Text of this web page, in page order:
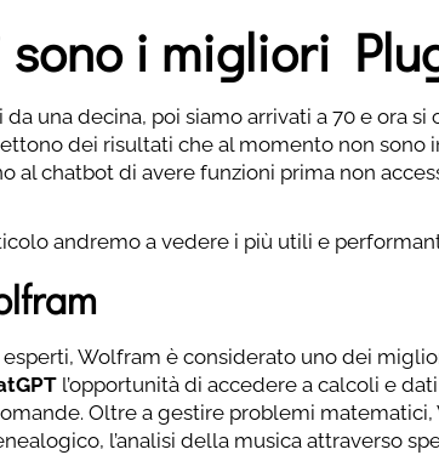
sono i migliori
da una decina, poi siamo arrivati a 70 e ora
dei risultati che al momento non
al chatbot di avere funzioni prima non
andremo a vedere i più utili e
Wolfram è considerato uno dei
l’opportunità di accedere a calcoli e
Oltre a gestire problemi
l’analisi della musica attraverso